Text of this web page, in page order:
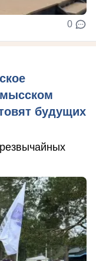
0
будущих